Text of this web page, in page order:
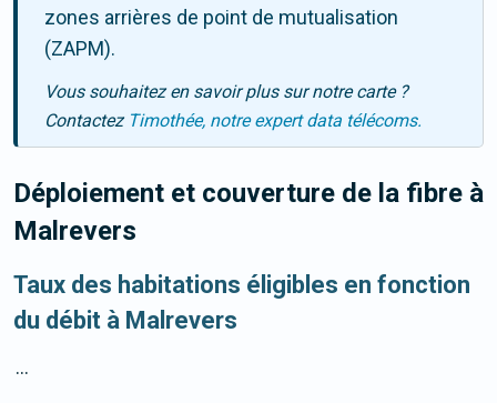
zones arrières de point de mutualisation
(ZAPM).
Vous souhaitez en savoir plus sur notre carte ?
Contactez Timothée, notre expert data télécoms.
Déploiement et couverture de la fibre à
Malrevers
Taux des habitations éligibles en fonction
du débit à Malrevers
...